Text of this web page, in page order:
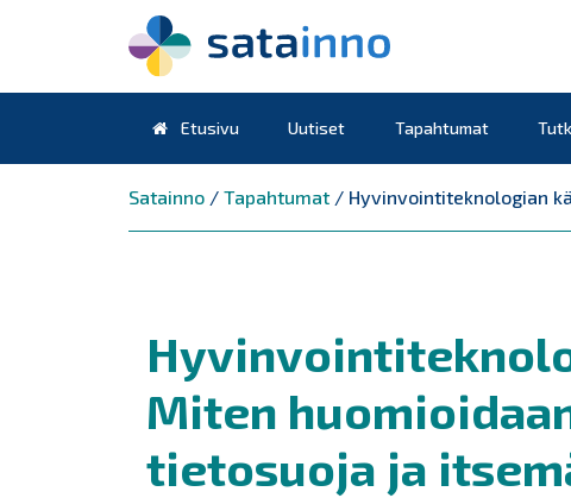
PäävalikkoEtusivu Uutiset Tapahtumat
Satainno/ Tapahtumat/ Hyvinvointiteknologian
Miten
tietosuoja ja